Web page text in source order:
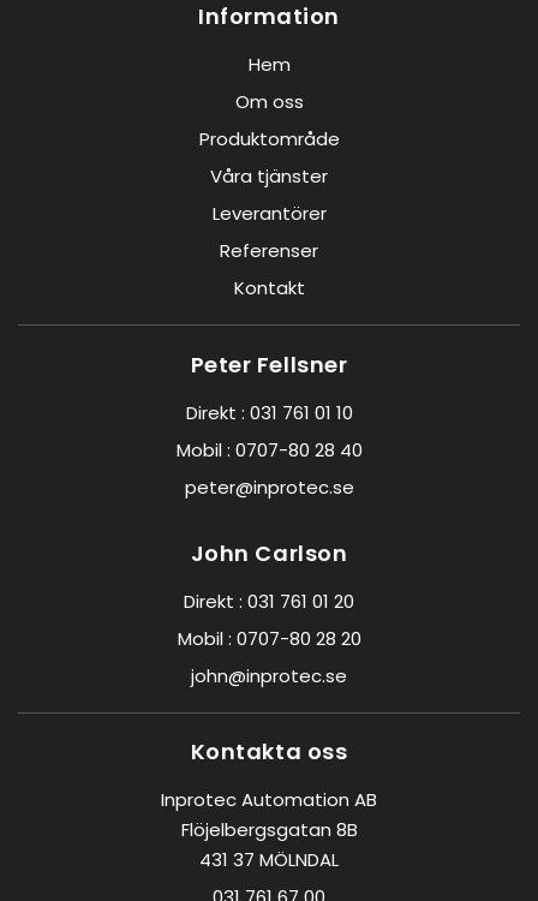
Information
Hem
Om oss
Produktområde
Våra tjänster
Leverantörer
Referenser
Kontakt
Peter Fellsner
Direkt : 031 761 01 10
Mobil : 0707-80 28 40
peter@inprotec.se
John Carlson
Direkt : 031 761 01 20
Mobil : 0707-80 28 20
john@inprotec.se
Kontakta oss
Inprotec Automation AB
Flöjelbergsgatan 8B
431 37 MÖLNDAL